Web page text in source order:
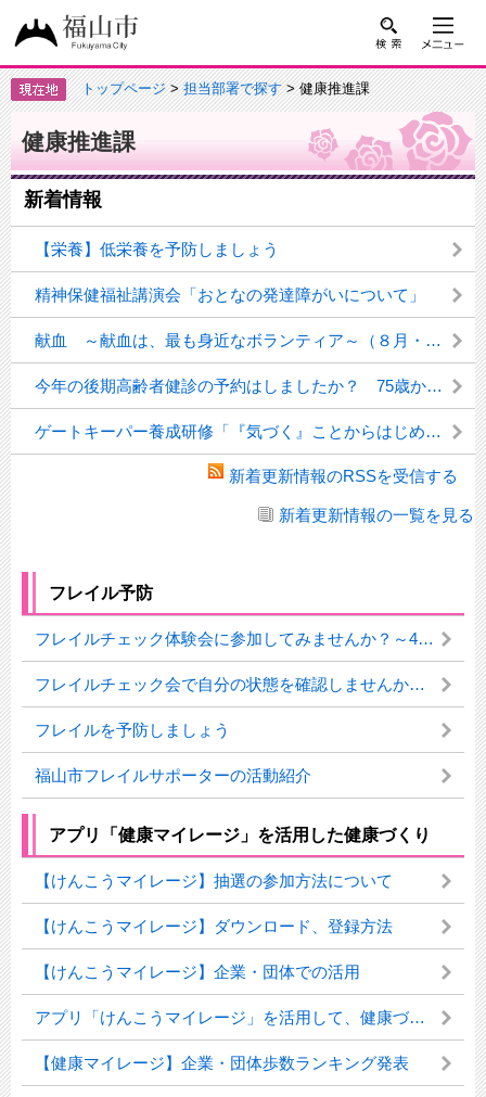
トップページ>担当部署で探す> 健康推進課
健康推進課
新着情報
【栄養】低栄養を予防しましょう
精神保健福祉講演会「おとなの発達障がいについて」
献血 ～献血は、最も身近なボランティア～（８月・９月）
今年の後期高齢者健診の予約はしましたか？ 75歳からの健康チェック
ゲートキーパー養成研修「『気づく』ことからはじめよう～いのちを守るゲートキーパーとしてできること～」を開催します
新着更新情報のRSSを受信する
新着更新情報の一覧を見る
フレイル予防
フレイルチェック体験会に参加してみませんか？～40歳を過ぎたらフレイル予防に取り組みましょう！～
フレイルチェック会で自分の状態を確認しませんか？（8・9月 要予約）
フレイルを予防しましょう
福山市フレイルサポーターの活動紹介
アプリ「健康マイレージ」を活用した健康づくり
【けんこうマイレージ】抽選の参加方法について
【けんこうマイレージ】ダウンロード、登録方法
【けんこうマイレージ】企業・団体での活用
アプリ「けんこうマイレージ」を活用して、健康づくりに取り組もう！
【健康マイレージ】企業・団体歩数ランキング発表